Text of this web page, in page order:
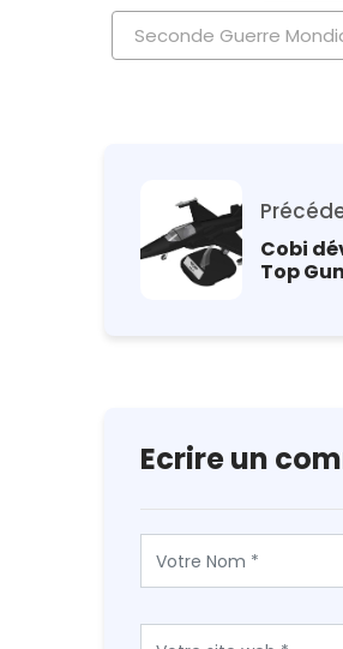
Seconde Guerre
Cobi
Top Gun
Ecrire un